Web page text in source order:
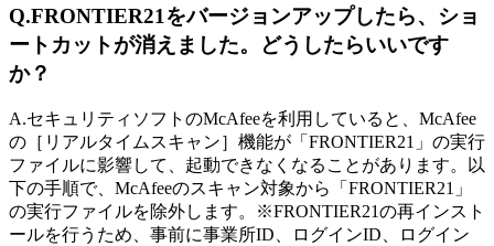
Q.FRONTIER21をバージョンアップしたら、ショ
ートカットが消えました。どうしたらいいです
か？
A.セキュリティソフトのMcAfeeを利用していると、McAfee
の［リアルタイムスキャン］機能が「FRONTIER21」の実行
ファイルに影響して、起動できなくなることがあります。以
下の手順で、McAfeeのスキャン対象から「FRONTIER21」
の実行ファイルを除外します。※FRONTIER21の再インスト
ールを行うため、事前に事業所ID、ログインID、ログイン